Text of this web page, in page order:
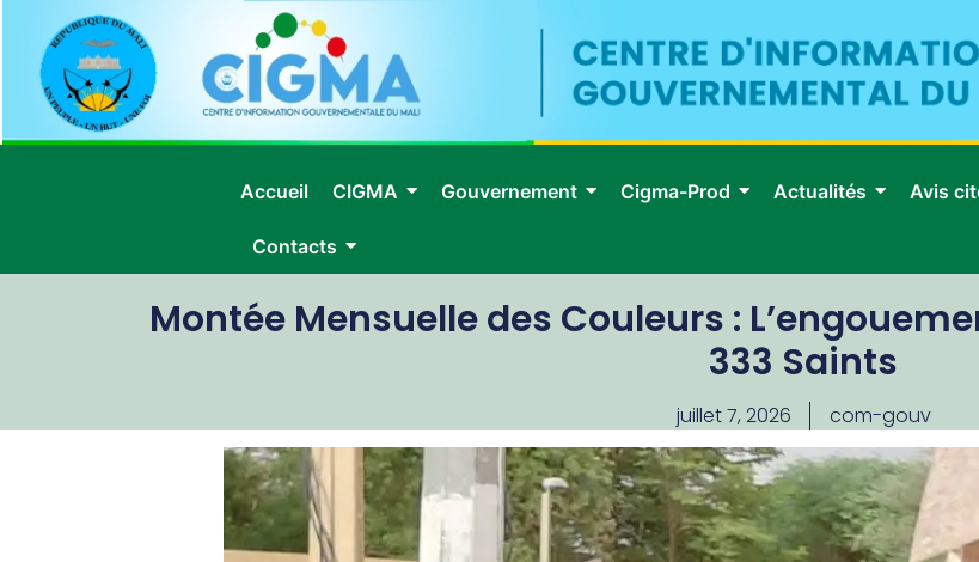
Accueil CIGMA Gouvernement Cigma-Prod Actualités Avis
Contacts
Montée Mensuelle des Couleurs :
333 Saints
juillet 7, 2026 com-gouv